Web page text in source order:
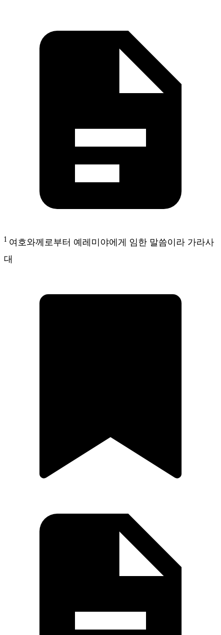
1 여호와께로부터 예레미야에게 임한 말씀이라 가라사
대